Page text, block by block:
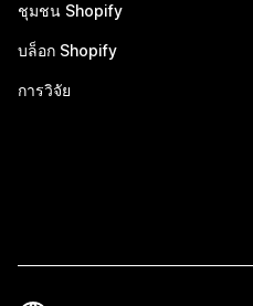
ชุมชน Shopify
บล็อก Shopify
การวิจัย